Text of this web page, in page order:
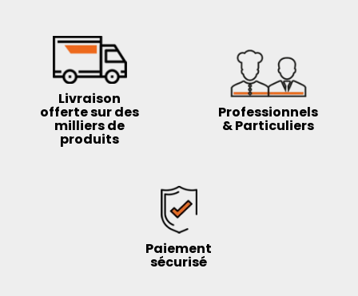
Livraison
offerte sur des
milliers de
produits
Professionnels
& Particuliers
Paiement
sécurisé